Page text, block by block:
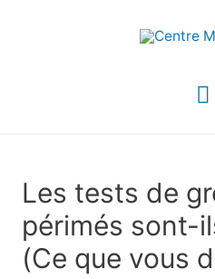
Les tests de
périmés sont-
(Ce que vous